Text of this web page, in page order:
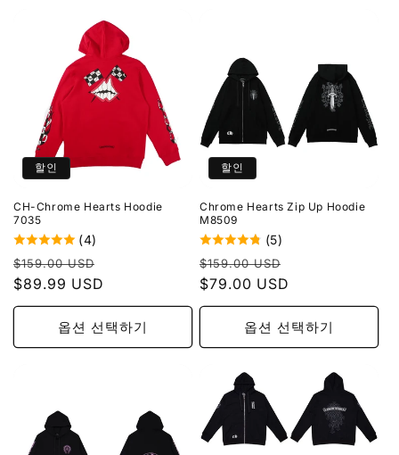
할인
CH-Chrome Hearts Hoodie
7035
(4)
정
가
$159.00 USD
가
$89.99 USD
옵션 선택하기
할인
Chrome Hearts Zip Up Hoodie
M8509
(5)
정
가
$159.00 USD
가
$79.00 USD
옵션 선택하기